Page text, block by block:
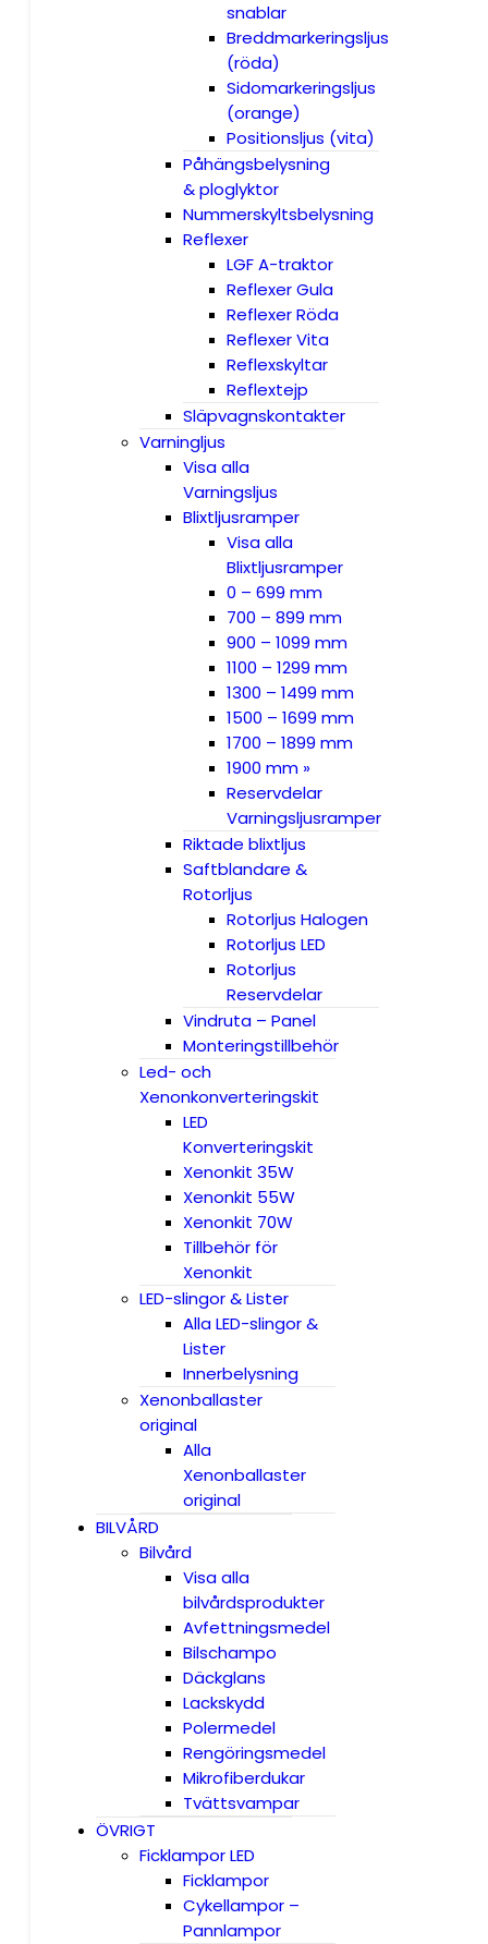
snablar
Breddmarkeringsljus
(röda)
Sidomarkeringsljus
(orange)
Positionsljus (vita)
Påhängsbelysning
& ploglyktor
Nummerskyltsbelysning
Reflexer
LGF A-traktor
Reflexer Gula
Reflexer Röda
Reflexer Vita
Reflexskyltar
Reflextejp
Släpvagnskontakter
Varningljus
Visa alla
Varningsljus
Blixtljusramper
Visa alla
Blixtljusramper
0 – 699 mm
700 – 899 mm
900 – 1099 mm
1100 – 1299 mm
1300 – 1499 mm
1500 – 1699 mm
1700 – 1899 mm
1900 mm »
Reservdelar
Varningsljusramper
Riktade blixtljus
Saftblandare &
Rotorljus
Rotorljus Halogen
Rotorljus LED
Rotorljus
Reservdelar
Vindruta – Panel
Monteringstillbehör
Led- och
Xenonkonverteringskit
LED
Konverteringskit
Xenonkit 35W
Xenonkit 55W
Xenonkit 70W
Tillbehör för
Xenonkit
LED-slingor & Lister
Alla LED-slingor &
Lister
Innerbelysning
Xenonballaster
original
Alla
Xenonballaster
original
BILVÅRD
Bilvård
Visa alla
bilvårdsprodukter
Avfettningsmedel
Bilschampo
Däckglans
Lackskydd
Polermedel
Rengöringsmedel
Mikrofiberdukar
Tvättsvampar
ÖVRIGT
Ficklampor LED
Ficklampor
Cykellampor –
Pannlampor